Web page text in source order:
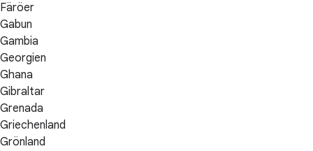
Färöer
Gabun
Gambia
Georgien
Ghana
Gibraltar
Grenada
Griechenland
Grönland